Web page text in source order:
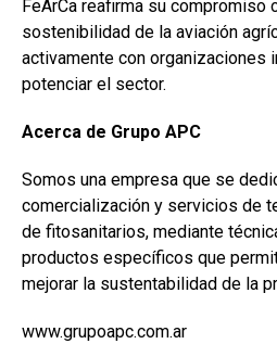
FeArCa reafirma su compromiso
sostenibilidad de la aviación
activamente con organizaciones
potenciar el sector.
Acerca de Grupo APC
Somos una empresa que se
comercialización y servicios de
de fitosanitarios, mediante
productos específicos que
mejorar la sustentabilidad de la
www.grupoapc.com.ar